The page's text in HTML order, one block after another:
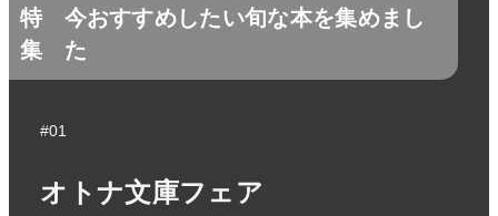
特
集
今おすすめしたい旬な本を集めまし
た
#01
オトナ文庫フェア